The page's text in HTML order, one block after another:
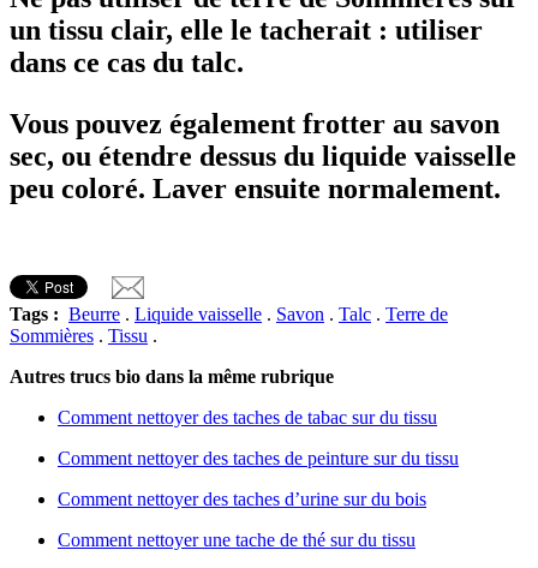
un tissu clair, elle le tacherait : utiliser
dans ce cas du talc.
Vous pouvez également frotter au savon
sec, ou étendre dessus du liquide vaisselle
peu coloré. Laver ensuite normalement.
Tags : Beurre . Liquide vaisselle . Savon . Talc . Terre de
Sommières . Tissu .
Autres trucs bio dans la même rubrique
Comment nettoyer des taches de tabac sur du tissu
Comment nettoyer des taches de peinture sur du tissu
Comment nettoyer des taches d’urine sur du bois
Comment nettoyer une tache de thé sur du tissu